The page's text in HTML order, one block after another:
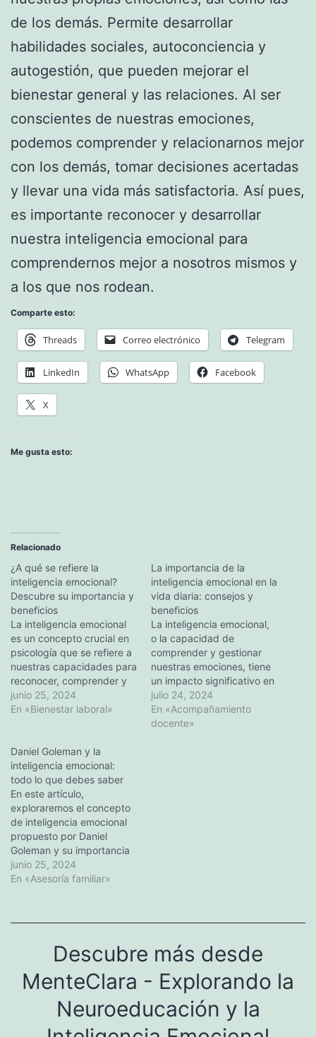
de los demás. Permite desarrollar
habilidades sociales, autoconciencia y
autogestión, que pueden mejorar el
bienestar general y las relaciones. Al ser
conscientes de nuestras emociones,
podemos comprender y relacionarnos mejor
con los demás, tomar decisiones acertadas
y llevar una vida más satisfactoria. Así pues,
es importante reconocer y desarrollar
nuestra inteligencia emocional para
comprendernos mejor a nosotros mismos y
a los que nos rodean.
Comparte esto:
Threads Correo electrónico Telegram
LinkedIn WhatsApp Facebook
X
Me gusta esto:
Relacionado
¿A qué se refiere la
inteligencia emocional?
Descubre su importancia y
beneficios
La inteligencia emocional
es un concepto crucial en
psicología que se refiere a
nuestras capacidades para
reconocer, comprender y
gestionar nuestras propias
emociones, así como las
habilidad, podemos
mejorar nuestro bienestar
general, establecer
relaciones más sanas y
tomar mejores decisiones.
En este artículo,…
junio 25, 2024
En «Bienestar laboral»
La importancia de la
inteligencia emocional en la
vida diaria: consejos y
beneficios
La inteligencia emocional,
o la capacidad de
comprender y gestionar
nuestras emociones, tiene
un impacto significativo en
nuestra vida cotidiana. En
este artículo, exploraremos
la importancia de la
julio 24, 2024
En «Acompañamiento
docente»
Daniel Goleman y la
inteligencia emocional:
todo lo que debes saber
En este artículo,
exploraremos el concepto
de inteligencia emocional
propuesto por Daniel
Goleman y su importancia
en nuestras vidas. Desde
su definición hasta sus
desarrollo,
comprensión exhaustiva
de la inteligencia
emocional y su impacto en
nuestras relaciones, éxito y
bienestar general. Tanto…
junio 25, 2024
En «Asesoría familiar»
Descubre más desde
MenteClara - Explorando la
Neuroeducación y la